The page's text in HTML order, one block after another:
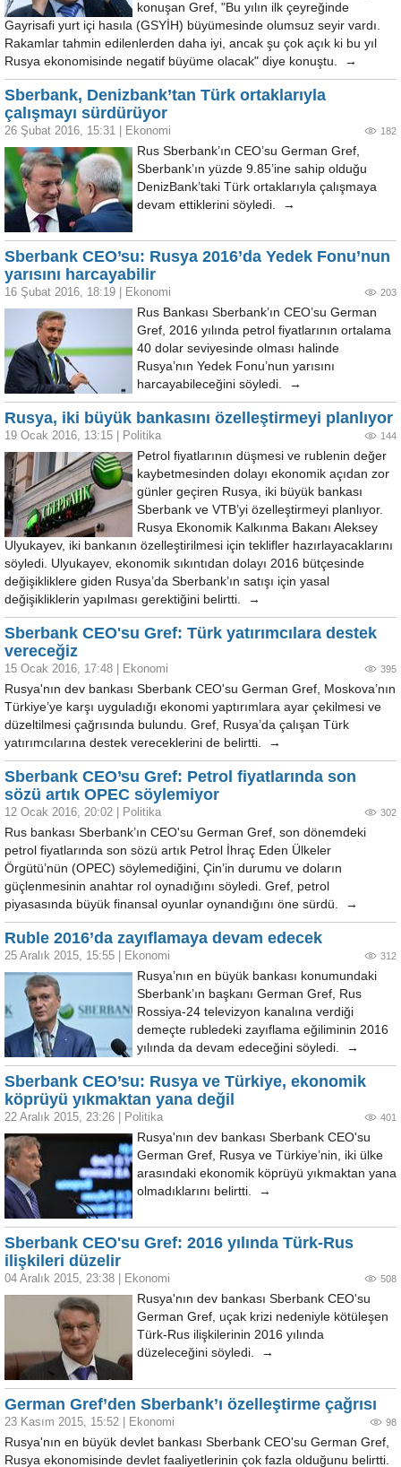
konuşan Gref, "Bu yılın ilk çeyreğinde
Gayrisafi yurt içi hasıla (GSYİH) büyümesinde olumsuz seyir vardı.
Rakamlar tahmin edilenlerden daha iyi, ancak şu çok açık ki bu yıl
Rusya ekonomisinde negatif büyüme olacak" diye konuştu. →
Sberbank, Denizbank’tan Türk ortaklarıyla
çalışmayı sürdürüyor
26 Şubat 2016, 15:31 Ekonomi 182
Rus Sberbank’ın CEO’su German Gref,
Sberbank’ın yüzde 9.85’ine sahip olduğu
DenizBank’taki Türk ortaklarıyla çalışmaya
devam ettiklerini söyledi. →
Sberbank CEO’su: Rusya 2016’da Yedek Fonu’nun
yarısını harcayabilir
16 Şubat 2016, 18:19 Ekonomi 203
Rus Bankası Sberbank’ın CEO’su German
Gref, 2016 yılında petrol fiyatlarının ortalama
40 dolar seviyesinde olması halinde
Rusya’nın Yedek Fonu’nun yarısını
harcayabileceğini söyledi. →
Rusya, iki büyük bankasını özelleştirmeyi planlıyor
19 Ocak 2016, 13:15 Politika 144
Petrol fiyatlarının düşmesi ve rublenin değer
kaybetmesinden dolayı ekonomik açıdan zor
günler geçiren Rusya, iki büyük bankası
Sberbank ve VTB’yi özelleştirmeyi planlıyor.
Rusya Ekonomik Kalkınma Bakanı Aleksey
Ulyukayev, iki bankanın özelleştirilmesi için teklifler hazırlayacaklarını
söyledi. Ulyukayev, ekonomik sıkıntıdan dolayı 2016 bütçesinde
değişikliklere giden Rusya’da Sberbank’ın satışı için yasal
değişikliklerin yapılması gerektiğini belirtti. →
Sberbank CEO'su Gref: Türk yatırımcılara destek
vereceğiz
15 Ocak 2016, 17:48 Ekonomi 395
Rusya'nın dev bankası Sberbank CEO'su German Gref, Moskova’nın
Türkiye’ye karşı uyguladığı ekonomi yaptırımlara ayar çekilmesi ve
düzeltilmesi çağrısında bulundu. Gref, Rusya’da çalışan Türk
yatırımcılarına destek vereceklerini de belirtti. →
Sberbank CEO’su Gref: Petrol fiyatlarında son
sözü artık OPEC söylemiyor
12 Ocak 2016, 20:02 Politika 302
Rus bankası Sberbank’ın CEO'su German Gref, son dönemdeki
petrol fiyatlarında son sözü artık Petrol İhraç Eden Ülkeler
Örgütü’nün (OPEC) söylemediğini, Çin’in durumu ve doların
güçlenmesinin anahtar rol oynadığını söyledi. Gref, petrol
piyasasında büyük finansal oyunlar oynandığını öne sürdü. →
Ruble 2016’da zayıflamaya devam edecek
25 Aralık 2015, 15:55 Ekonomi 312
Rusya’nın en büyük bankası konumundaki
Sberbank’ın başkanı German Gref, Rus
Rossiya-24 televizyon kanalına verdiği
demeçte rubledeki zayıflama eğiliminin 2016
yılında da devam edeceğini söyledi. →
Sberbank CEO’su: Rusya ve Türkiye, ekonomik
köprüyü yıkmaktan yana değil
22 Aralık 2015, 23:26 Politika 401
Rusya'nın dev bankası Sberbank CEO'su
German Gref, Rusya ve Türkiye’nin, iki ülke
arasındaki ekonomik köprüyü yıkmaktan yana
olmadıklarını belirtti. →
Sberbank CEO'su Gref: 2016 yılında Türk-Rus
ilişkileri düzelir
04 Aralık 2015, 23:38 Ekonomi 508
Rusya'nın dev bankası Sberbank CEO'su
German Gref, uçak krizi nedeniyle kötüleşen
Türk-Rus ilişkilerinin 2016 yılında
düzeleceğini söyledi. →
German Gref’den Sberbank’ı özelleştirme çağrısı
23 Kasım 2015, 15:52 Ekonomi 98
Rusya'nın en büyük devlet bankası Sberbank CEO'su German Gref,
Rusya ekonomisinde devlet faaliyetlerinin çok fazla olduğunu belirtti.